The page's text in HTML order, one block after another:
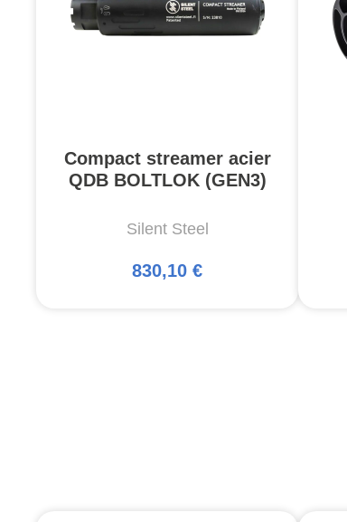
Compact streamer acier
QDB BOLTLOK (GEN3)
Silent Steel
830,10 €